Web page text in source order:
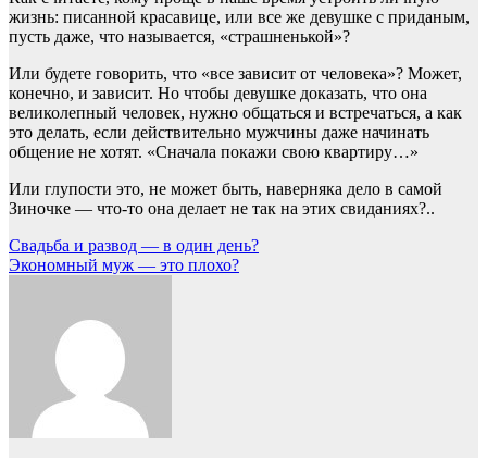
жизнь: писанной красавице, или все же девушке с приданым,
пусть даже, что называется, «страшненькой»?
Или будете говорить, что «все зависит от человека»? Может,
конечно, и зависит. Но чтобы девушке доказать, что она
великолепный человек, нужно общаться и встречаться, а как
это делать, если действительно мужчины даже начинать
общение не хотят. «Сначала покажи свою квартиру…»
Или глупости это, не может быть, наверняка дело в самой
Зиночке — что-то она делает не так на этих свиданиях?..
Навигация
по
Свадьба и развод — в один день?
Экономный муж — это плохо?